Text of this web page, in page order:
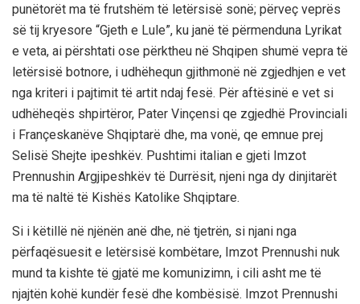
punëtorët ma të frutshëm të letërsisë sonë; përveç veprës
së tij kryesore “Gjeth e Lule”, ku janë të përmenduna Lyrikat
e veta, ai përshtati ose përktheu në Shqipen shumë vepra të
letërsisë botnore, i udhëhequn gjithmonë në zgjedhjen e vet
nga kriteri i pajtimit të artit ndaj fesë. Për aftësinë e vet si
udhëheqës shpirtëror, Pater Vinçensi qe zgjedhë Provinciali
i Françeskanëve Shqiptarë dhe, ma vonë, qe emnue prej
Selisë Shejte ipeshkëv. Pushtimi italian e gjeti Imzot
Prennushin Argjipeshkëv të Durrësit, njeni nga dy dinjitarët
ma të naltë të Kishës Katolike Shqiptare.
Si i këtillë në njënën anë dhe, në tjetrën, si njani nga
përfaqësuesit e letërsisë kombëtare, Imzot Prennushi nuk
mund ta kishte të gjatë me komunizimn, i cili asht me të
njajtën kohë kundër fesë dhe kombësisë. Imzot Prennushi